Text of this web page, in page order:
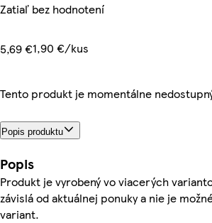
Zatiaľ bez hodnotení
5,69 €1,90 €/kus
Tento produkt je momentálne
Popis produktu
Popis
Produkt je vyrobený vo viacerých
závislá od aktuálnej ponuky a nie je
variant.